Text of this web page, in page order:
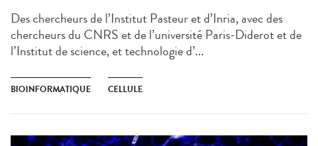
Des chercheurs de l’Institut Pasteur et d’Inria, avec des
chercheurs du CNRS et de l’université Paris-Diderot et de
l’Institut de science, et technologie d’...
BIOINFORMATIQUE CELLULE